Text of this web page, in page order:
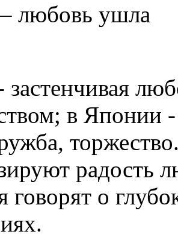
– любовь ушла
застенчивая
в Японии
радость
говорят о